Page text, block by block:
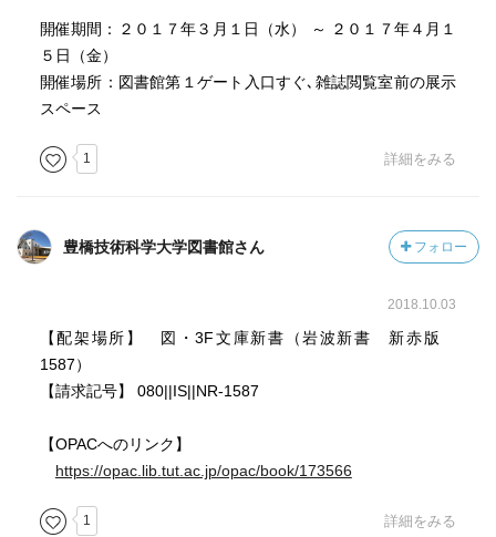
開催期間：２０１７年３月１日（水） ～ ２０１７年４月１
５日（金）
開催場所：図書館第１ゲート入口すぐ､雑誌閲覧室前の展示
スペース
1 詳細をみる
豊橋技術科学大学図書館さん フォロー
2018.10.03
【配架場所】 図・3F文庫新書（岩波新書 新赤版
1587）
【請求記号】 080||IS||NR-1587
【OPACへのリンク】
https://opac.lib.tut.ac.jp/opac/book/173566
1 詳細をみる